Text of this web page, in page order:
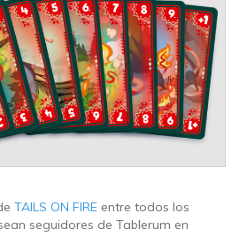
TAILS ON FIRE entre todos los
seguidores de Tablerum en